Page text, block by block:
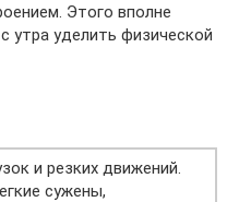
Этого вполне
утра уделить физической
и резких движений.
сужены,